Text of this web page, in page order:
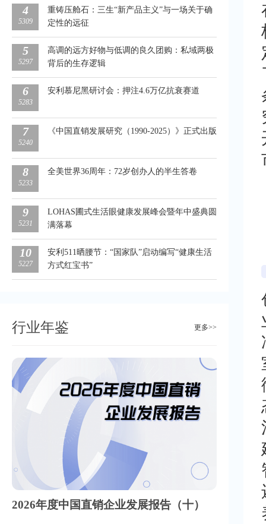
4
5309
重铸压舱石：三生“新产品主义”与一场关于确
定性的远征
5
5297
高调的远方好物与低调的良久团购：私域两极
背后的生存逻辑
6
5283
安利慕尼黑研讨会：押注4.6万亿抗衰赛道
7
5240
《中国直销发展研究（1990-2025）》正式出版
8
5233
全美世界36周年：72岁创办人的半生答卷
9
5231
LOHAS圃式生活眼健康发展峰会暨年中盛典圆
满落幕
10
5227
安利511晒腰节：“国家队”启动编写“健康生活
方式红宝书”
行业年鉴 更多>>
2026年度中国直销企业发展报告（十）